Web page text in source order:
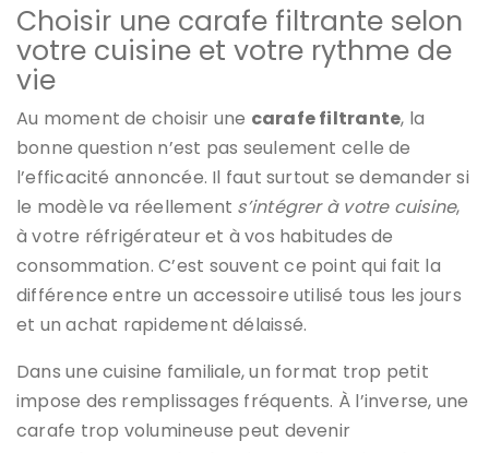
Choisir une carafe filtrante selon
votre cuisine et votre rythme de
vie
Au moment de choisir une carafe filtrante, la
bonne question n’est pas seulement celle de
l’efficacité annoncée. Il faut surtout se demander si
le modèle va réellement s’intégrer à votre cuisine,
à votre réfrigérateur et à vos habitudes de
consommation. C’est souvent ce point qui fait la
différence entre un accessoire utilisé tous les jours
et un achat rapidement délaissé.
Dans une cuisine familiale, un format trop petit
impose des remplissages fréquents. À l’inverse, une
carafe trop volumineuse peut devenir